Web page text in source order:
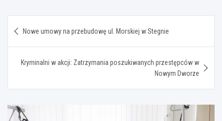
wpisu
Nowe umowy na przebudowę ul. Morskiej w Stegnie
Kryminalni w akcji: Zatrzymania poszukiwanych przestępców w
Nowym Dworze